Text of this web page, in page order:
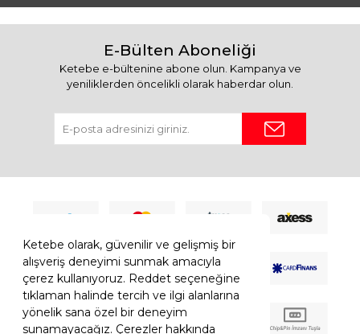
Ketebe olarak, güvenilir ve gelişmiş bir
alışveriş deneyimi sunmak amacıyla
çerez kullanıyoruz. Reddet seçeneğine
tıklaman halinde tercih ve ilgi alanlarına
yönelik sana özel bir deneyim
sunamayacağız. Çerezler hakkında
E-Bülten Aboneliği
Ketebe e-bültenine abone olun. Kampanya ve
yeniliklerden öncelikli olarak haberdar olun.